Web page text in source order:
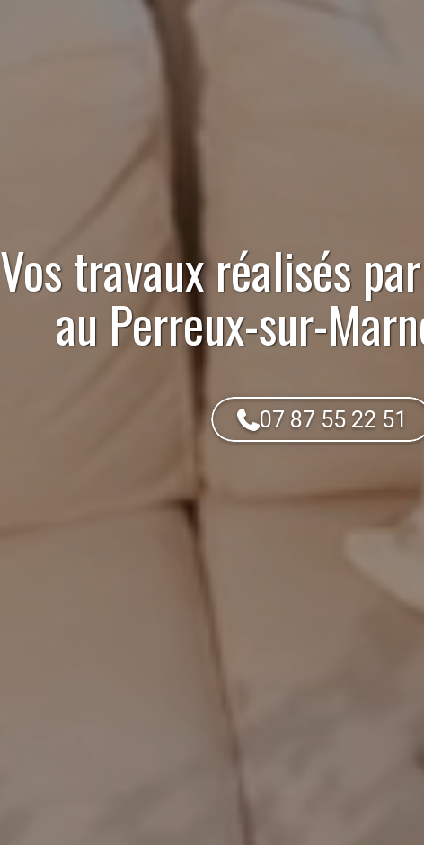
Vos travaux réalisés par
au Perreux-sur-
07 87 55 22 51